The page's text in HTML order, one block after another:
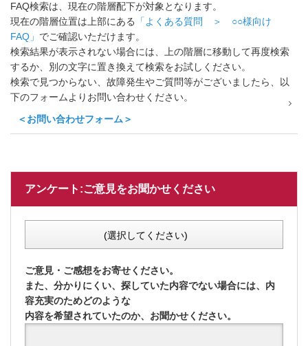
FAQ検索は、現在の階層配下が対象となります。
現在の階層位置は上部にある
「よくある質問 ＞ ○○様向け
FAQ」 でご確認いただけます。
検索結果が表示されない場合には、上の階層に移動して再度検索
するか、別の文字に置き換えて検索をお試しください。
検索で見つからない、故障発生やご質問等がございましたら、以
下のフォームよりお問い合わせください。
＜お問い合わせフォーム＞
アンケート:ご意見をお聞かせください
(選択してください)
ご意見・ご感想をお寄せください。
また、分かりにくい、探していた内容でない場合には、内
容充実のためどのような
内容を希望されていたのか、お聞かせください。